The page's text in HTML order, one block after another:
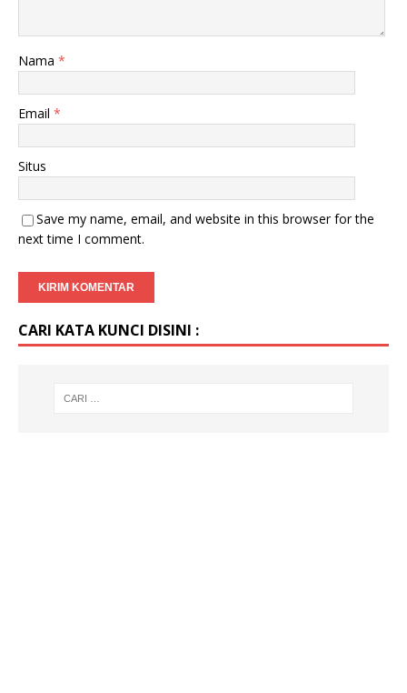
Nama *
Email *
Situs
Save my name, email, and website in this browser for the
next time I comment.
CARI KATA KUNCI DISINI :